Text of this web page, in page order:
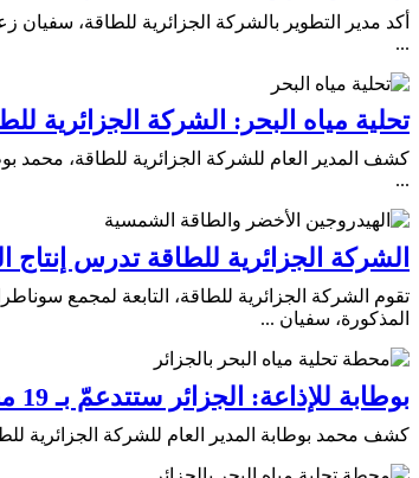
أكد مدير التطوير بالشركة الجزائرية للطاقة،
...
تحلية مياه البحر: الشركة الجزائرية
كشف المدير العام للشركة الجزائرية للطاقة، محمد
...
الشركة الجزائرية للطاقة تدرس
تقوم الشركة الجزائرية للطاقة، التابعة لمجمع
المذكورة، سفيان ...
بوطابة للإذاعة: الجزائر ستتدعمّ بـ 19 محطة لتحلية المياه في ديسمبر 2024
كشف محمد بوطابة المدير العام للشركة الجزائرية للطاقة (فرع سوناطراك)،